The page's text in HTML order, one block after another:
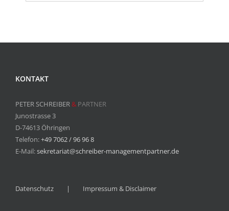
KONTAKT
PETER SCHREIBER& PARTNER
Junostrasse 3
D-74613 Öhringen
Telefon:+49 7062 / 96 96 8
E-Mail:sekretariat@schreiber-managementpartner.de
Datenschutz Impressum & Disclaimer